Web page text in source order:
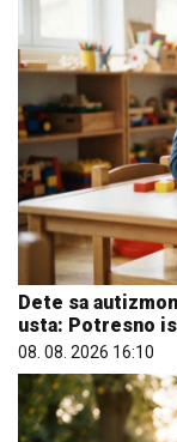
Dete sa
usta: Potresno
08. 08. 2026 16:10